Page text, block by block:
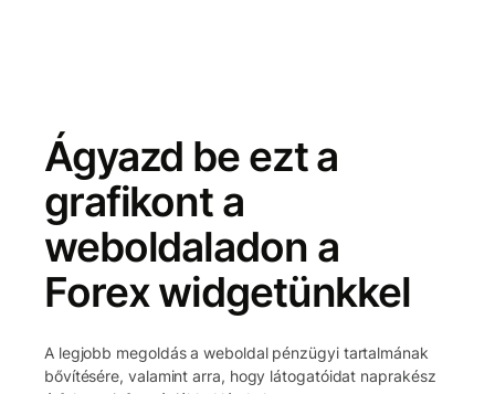
Ágyazd be ezt a
grafikont a
weboldaladon a
Forex widgetünkkel
A legjobb megoldás a weboldal pénzügyi tartalmának
bővítésére, valamint arra, hogy látogatóidat naprakész